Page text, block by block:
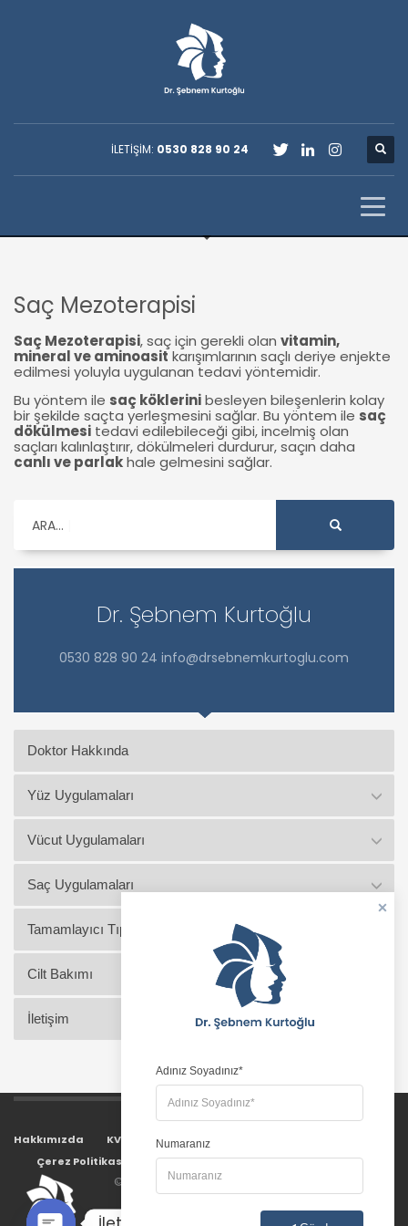
İLETİŞİM: 0530 828 90 24
Saç Mezoterapisi
Saç Mezoterapisi, saç için gerekli olan vitamin,
mineral ve aminoasit karışımlarının saçlı deriye enjekte
edilmesi yoluyla uygulanan tedavi yöntemidir.
Bu yöntem ile saç köklerinibesleyen bileşenlerin kolay
bir şekilde saçta yerleşmesini sağlar. Bu yöntem ile saç
dökülmesi tedavi edilebileceği gibi, incelmiş olan
saçları kalınlaştırır, dökülmeleri durdurur, saçın daha
canlı ve parlakhale gelmesini sağlar.
ARA...
Dr. Şebnem Kurtoğlu
0530 828 90 24 info@drsebnemkurtoglu.com
Doktor Hakkında
Yüz Uygulamaları
Vücut Uygulamaları
Saç Uygulamaları
Tamamlayıcı Tıp Uygulamaları
Cilt Bakımı
İletişim
Hakkımızda KVKK Aydınlatma Metni
Çerez Politikası
KVKK Başvuru Formu
© 2024 All rights reserved.
Adınız Soyadınız*
Numaranız